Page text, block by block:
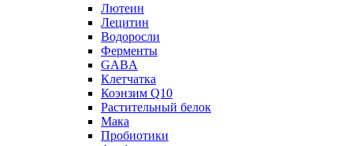
Лютеин
Лецитин
Водоросли
Ферменты
GABA
Клетчатка
Коэнзим Q10
Растительный белок
Мака
Пробиотики